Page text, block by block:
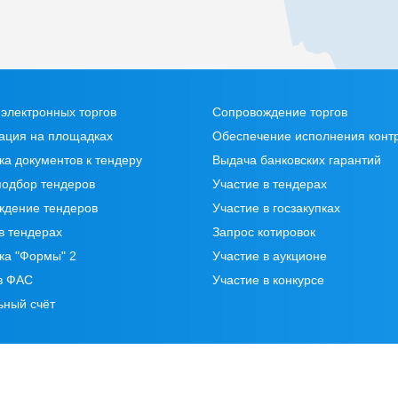
"второй лишний"
I СЗЛС в отношении
(как для СЗЛС-II), а с
лишний" (при
1 серии с тем же
в системе
на сайте
СЗЛС c 01.12.2026
1515% по
хотя бы 1 серии
торгов
на площадках
документов к тендеру
тендеров
тендеров
тендерах
"Формы" 2
ФАС
счёт
Сопровождение торгов
Обеспечение исполнения
Выдача банковских гарантий
Участие в тендерах
Участие в госзакупках
Запрос котировок
Участие в аукционе
Участие в конкурсе